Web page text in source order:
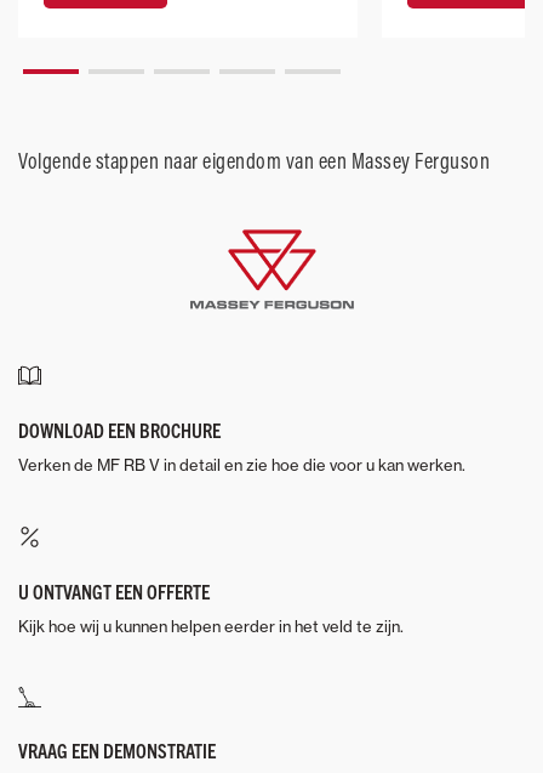
Volgende stappen naar eigendom van een Massey Ferguson
DOWNLOAD EEN BROCHURE
Verken de MF RB V in detail en zie hoe die voor u kan werken.
U ONTVANGT EEN OFFERTE
Kijk hoe wij u kunnen helpen eerder in het veld te zijn.
VRAAG EEN DEMONSTRATIE